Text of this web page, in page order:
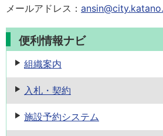
メールアドレス：
便利情報ナビ
組織案内
入札・契約
施設予約システム